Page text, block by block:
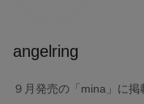
angelring
９月発売の「mina」に掲